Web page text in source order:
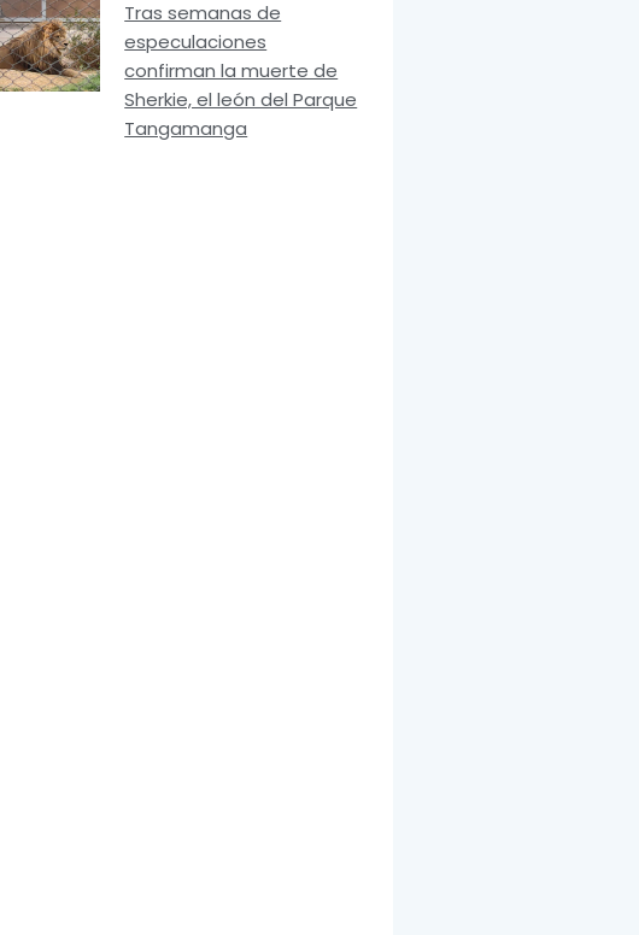
Tras semanas de
especulaciones
confirman la muerte de
Sherkie, el león del Parque
Tangamanga